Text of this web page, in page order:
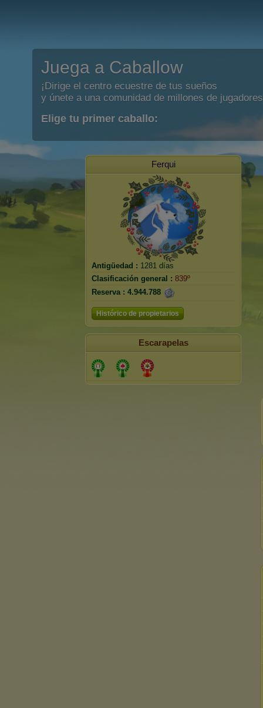
Juega a Caballow
¡Dirige el centro ecuestre de tus sueños
y únete a una comunidad de millones de
Elige tu primer caballo:
Ferqui
Antigüedad : 1281 días
Clasificación general : 839º
Reserva : 4.944.788
Histórico de propietarios
Escarapelas